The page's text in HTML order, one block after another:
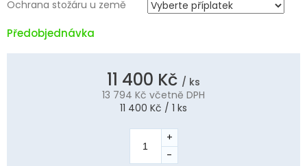
Předobjednávka
Ochrana stožáru u země
11 400 Kč / ks
13 794 Kč včetně DPH
Měrná
11 400 Kč / 1 ks